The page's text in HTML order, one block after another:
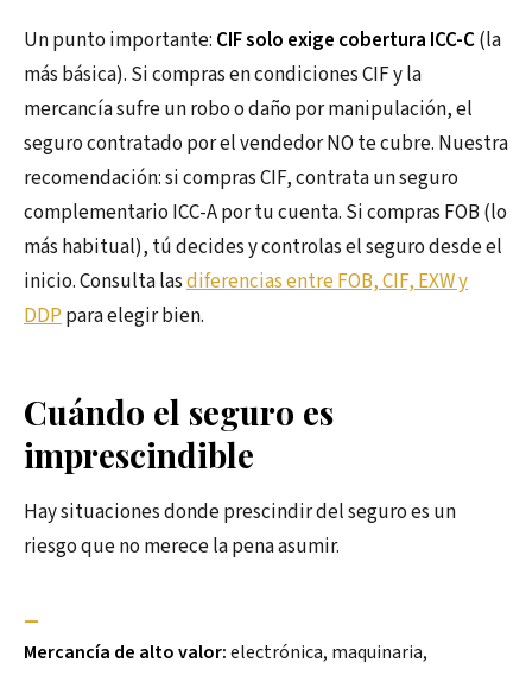
Un punto importante: CIF solo exige cobertura ICC-C(la
más básica). Si compras en condiciones CIF y la
mercancía sufre un robo o daño por manipulación, el
seguro contratado por el vendedor NO te cubre. Nuestra
recomendación: si compras CIF, contrata un seguro
complementario ICC-A por tu cuenta. Si compras FOB (lo
más habitual), tú decides y controlas el seguro desde el
inicio. Consulta lasdiferencias entre FOB, CIF, EXW y
DDPpara elegir bien.
Cuándo el seguro es
imprescindible
Hay situaciones donde prescindir del seguro es un
riesgo que no merece la pena asumir.
—
Mercancía de alto valor:electrónica, maquinaria,